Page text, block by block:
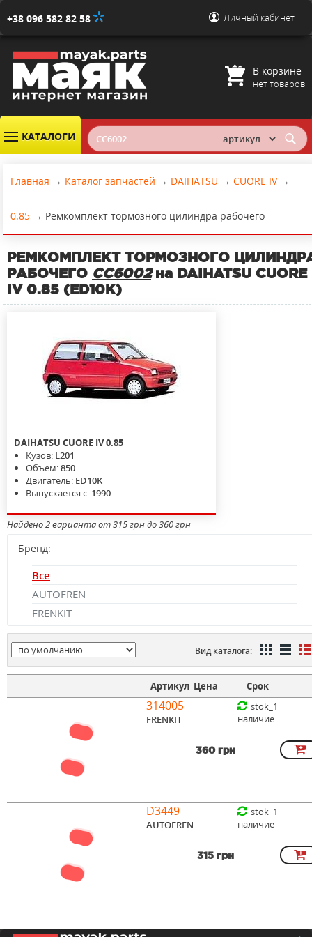
+38 096 582 82 58 Личный кабинет
В корзине
нет товаров
КАТАЛОГИ
Главная → Каталог запчастей → DAIHATSU → CUORE IV →
0.85 → Ремкомплект тормозного цилиндра рабочего
РЕМКОМПЛЕКТ ТОРМОЗНОГО
РАБОЧЕГО CC6002на DAIHATSU CUORE
IV 0.85 (ED10K)
DAIHATSU CUORE IV0.85
Кузов: L201
Объем:850
Двигатель: ED10K
Выпускается с: 1990--
Найдено 2 варианта от 315 грн до 360 грн
Бренд:
Все
AUTOFREN
FRENKIT
Вид каталога:
Артикул Цена Срок
314005
FRENKIT
360 грн
stok_1
наличие
D3449
AUTOFREN
315 грн
stok_1
наличие